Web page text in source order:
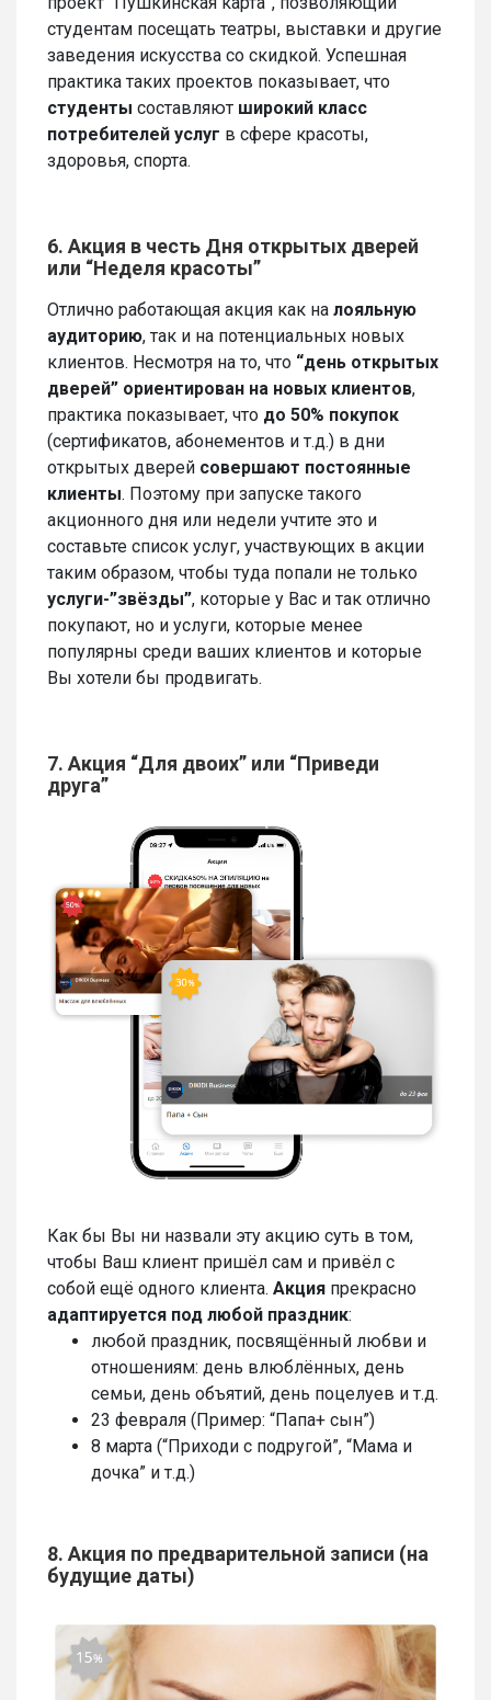
студентам посещать театры, выставки и другие
заведения искусства со скидкой. Успешная
практика таких проектов показывает, что
студенты составляют широкий класс
потребителей услуг в сфере красоты,
здоровья, спорта.
6. Акция в честь Дня открытых дверей
или “Неделя красоты”
Отлично работающая акция как на лояльную
аудиторию, так и на потенциальных новых
клиентов. Несмотря на то, что “день открытых
дверей” ориентирован на новых клиентов,
практика показывает, что до 50% покупок
(сертификатов, абонементов и т.д.) в дни
открытых дверей совершают постоянные
клиенты. Поэтому при запуске такого
акционного дня или недели учтите это и
составьте список услуг, участвующих в акции
таким образом, чтобы туда попали не только
услуги-”звёзды”, которые у Вас и так отлично
покупают, но и услуги, которые менее
популярны среди ваших клиентов и которые
Вы хотели бы продвигать.
7. Акция “Для двоих” или “Приведи
друга”
Как бы Вы ни назвали эту акцию суть в том,
чтобы Ваш клиент пришёл сам и привёл с
собой ещё одного клиента. Акция прекрасно
адаптируется под любой праздник:
любой праздник, посвящённый любви и
отношениям: день влюблённых, день
семьи, день объятий, день поцелуев и т.д.
23 февраля (Пример: “Папа+ сын”)
8 марта (“Приходи с подругой”, “Мама и
дочка” и т.д.)
8. Акция по предварительной записи (на
будущие даты)